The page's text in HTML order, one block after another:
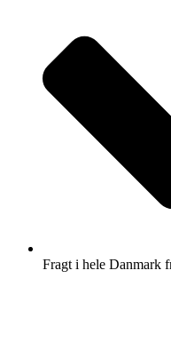
Fragt i hele Danmark